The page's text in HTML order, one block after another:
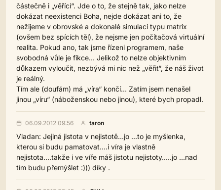
částečně i „věřící“. Jde o to, že stejně tak, jako nelze
dokázat neexistenci Boha, nejde dokázat ani to, že
nežijeme v obrovské a dokonalé simulaci typu matrix
(ovšem bez spících těl), že nejsme jen počítačová virtuální
realita. Pokud ano, tak jsme řízeni programem, naše
svobodná vůle je fikce… Jelikož to nelze objektivním
důkazem vyloučit, nezbývá mi nic než „věřit“, že náš život
je reálný.
Tím ale (doufám) má „víra“ končí… Zatím jsem nenašel
jinou „víru“ (náboženskou nebo jinou), které bych propadl.
06.09.2012 09:56 taron
Vladan: Jejiná jistota v nejistotě...jo ...to je myšlenka,
kterou si budu pamatovat....i víra je vlastně
nejistota....takže i ve víře máš jistotu nejistoty.....jo ...nad
tím budu přemýšlet :))) díky .